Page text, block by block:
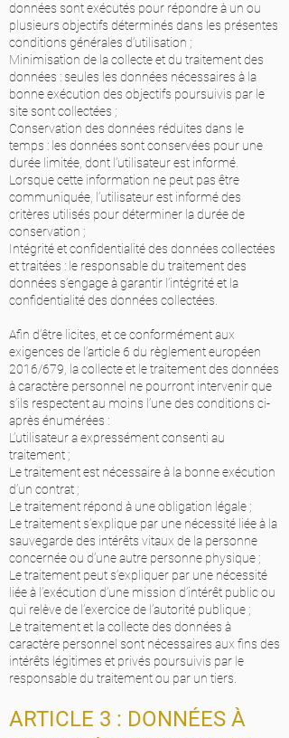
données sont exécutés pour répondre à un ou
plusieurs objectifs déterminés dans les présentes
conditions générales d’utilisation ;
Minimisation de la collecte et du traitement des
données : seules les données nécessaires à la
bonne exécution des objectifs poursuivis par le
site sont collectées ;
Conservation des données réduites dans le
temps : les données sont conservées pour une
durée limitée, dont l’utilisateur est informé.
Lorsque cette information ne peut pas être
communiquée, l’utilisateur est informé des
critères utilisés pour déterminer la durée de
conservation ;
Intégrité et confidentialité des données collectées
et traitées : le responsable du traitement des
données s’engage à garantir l’intégrité et la
confidentialité des données collectées.
Afin d’être licites, et ce conformément aux
exigences de l’article 6 du règlement européen
2016/679, la collecte et le traitement des données
à caractère personnel ne pourront intervenir que
s’ils respectent au moins l’une des conditions ci-
après énumérées :
L’utilisateur a expressément consenti au
traitement ;
Le traitement est nécessaire à la bonne exécution
d’un contrat ;
Le traitement répond à une obligation légale ;
Le traitement s’explique par une nécessité liée à la
sauvegarde des intérêts vitaux de la personne
concernée ou d’une autre personne physique ;
Le traitement peut s’expliquer par une nécessité
liée à l’exécution d’une mission d’intérêt public ou
qui relève de l’exercice de l’autorité publique ;
Le traitement et la collecte des données à
caractère personnel sont nécessaires aux fins des
intérêts légitimes et privés poursuivis par le
responsable du traitement ou par un tiers.
ARTICLE 3 : DONNÉES À